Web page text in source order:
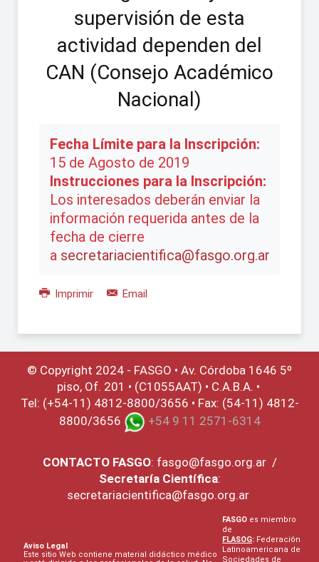
supervisión de esta
actividad dependen del
CAN (Consejo Académico
Nacional)
Fecha Límite para la Inscripción:
15 de Agosto de 2019
Instrucciones para la Inscripción:
Los interesados deberán enviar la
información requerida antes de la
fecha de cierre
a secretariacientifica@fasgo.org.ar
Imprimir Email
© Copyright 2024 - FASGO • Av. Córdoba 1646 5º
piso, Of. 201 • (C1055AAT) • C.A.B.A. •
Tel: (+54-11) 4812-8800/3656 • Fax: (54-11) 4812-
8800/3656
+54 9 11 2571-6314
CONTACTO FASGO: fasgo@fasgo.org.ar/
Secretaría Científica:
secretariacientifica@fasgo.org.ar
Aviso Legal
Este sitio Web contiene material didáctico médico
FASGO es miembro
de
FLASOG: Federación
Latinoamericana de
Sociedades de